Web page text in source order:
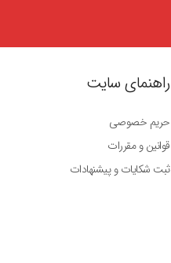
راهنمای سایت
حریم خصوصی
قوانین و مقررات
ثبت شکایات و پیشنهادات